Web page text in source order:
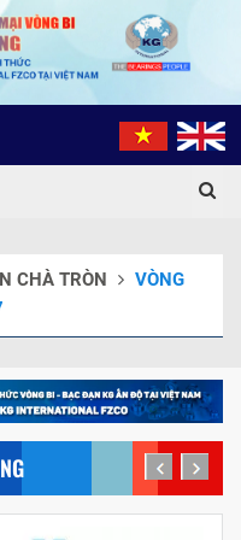
CHÀ TRÒN
VÒNG
prev next